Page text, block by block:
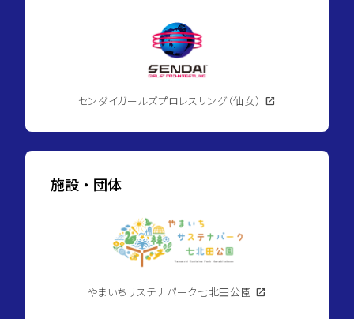
センダイガールズプロレスリング（仙女） open_in_new
施設・団体
やまいちサステナパーク七北田公園 open_in_new